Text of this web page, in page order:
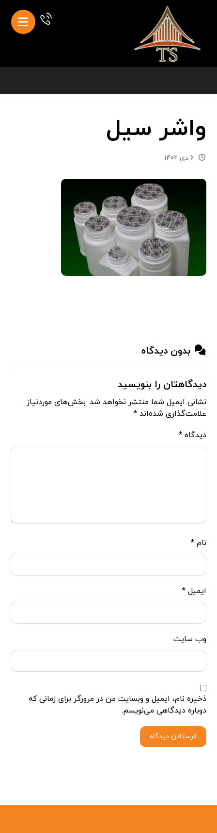
واشر سیل
6 دی 1402
بدون دیدگاه
دیدگاهتان را بنویسید
نشانی ایمیل شما منتشر نخواهد شد. بخش‌های موردنیاز
علامت‌گذاری شده‌اند*
دیدگاه*
نام*
ایمیل*
وب‌ سایت
ذخیره نام، ایمیل و وبسایت من در مرورگر برای زمانی که
دوباره دیدگاهی می‌نویسم.
فرستادن دیدگاه